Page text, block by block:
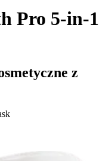
Pro 5-in-1
z